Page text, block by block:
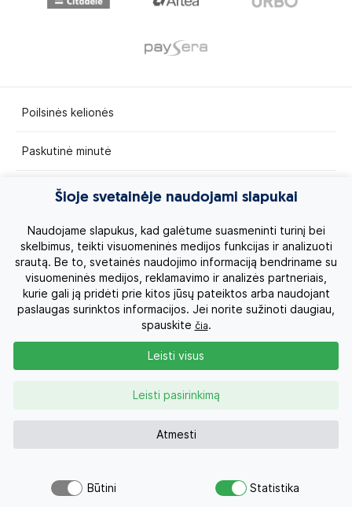
Poilsinės kelionės
Paskutinė minutė
Egzotinės kelionės
Kruizai
Kelionės po Lietuvą
Apie mus
Privatumo politika
Kontaktai
Šioje svetainėje naudojami slapukai
Naudojame slapukus, kad galėtume suasmeninti turinį bei
skelbimus, teikti visuomeninės medijos funkcijas ir analizuoti
srautą. Be to, svetainės naudojimo informaciją bendriname su
visuomeninės medijos, reklamavimo ir analizės partneriais,
kurie gali ją pridėti prie kitos jūsų pateiktos arba naudojant
paslaugas surinktos informacijos. Jei norite sužinoti daugiau,
spauskite čia.
Atmesti
Leisti pasirinkimą
Leisti visus
Būtini Statistika